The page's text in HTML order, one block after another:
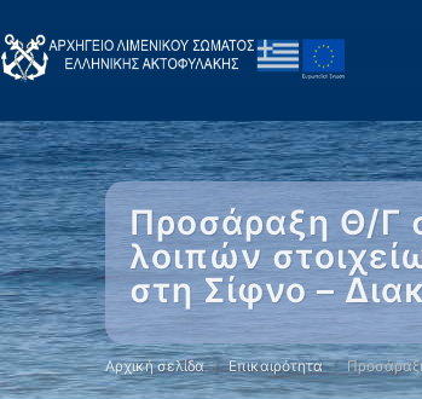
Προσάραξη Θ/Γ
λοιπών
στη Σίφνο –
Αρχική σελίδα Επικαιρότητα